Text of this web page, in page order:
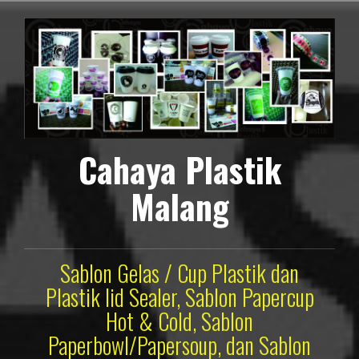
konten
Cahaya Plastik
Malang
Sablon Gelas / Cup Plastik dan
Plastik lid Sealer, Sablon Papercup
Hot & Cold, Sablon
Paperbowl/Papersoup, dan Sablon